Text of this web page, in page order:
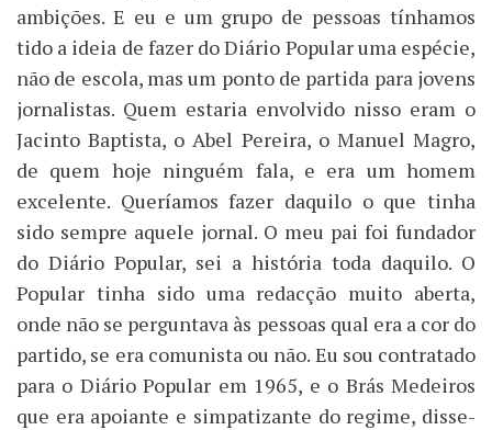
ambições. E eu e um grupo de pessoas tínhamos
tido a ideia de fazer do Diário Popular uma espécie,
não de escola, mas um ponto de partida para jovens
jornalistas. Quem estaria envolvido nisso eram o
Jacinto Baptista, o Abel Pereira, o Manuel Magro,
de quem hoje ninguém fala, e era um homem
excelente. Queríamos fazer daquilo o que tinha
sido sempre aquele jornal. O meu pai foi fundador
do Diário Popular, sei a história toda daquilo. O
Popular tinha sido uma redacção muito aberta,
onde não se perguntava às pessoas qual era a cor do
partido, se era comunista ou não. Eu sou contratado
para o Diário Popular em 1965, e o Brás Medeiros
que era apoiante e simpatizante do regime, disse-